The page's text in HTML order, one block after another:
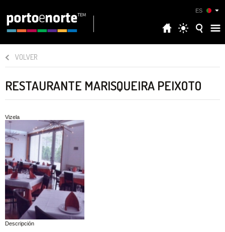
ES
VOLVER
RESTAURANTE MARISQUEIRA PEIXOTO
Vizela
Descripción